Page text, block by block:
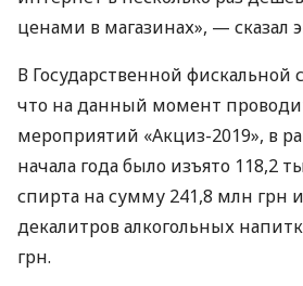
ценами в магазинах», — сказал
В Государственной фискальной
что на данный момент
мероприятий «Акциз-2019», в
начала года было изъято 118,2
спирта на сумму 241,8 млн грн
декалитров алкогольных
грн.